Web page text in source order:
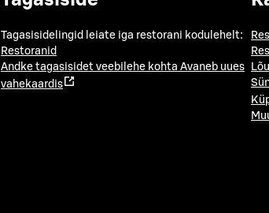
Tagasisidelingid leiate iga restorani kodulehelt:
Restoranid
Andke tagasisidet veebilehe kohta Avaneb uues
vahekaardis